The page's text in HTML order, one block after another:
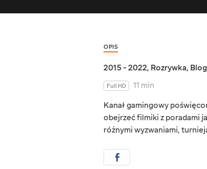
OPIS
2015 - 2022, Rozrywka,
Full HD
11 min
Kanał gamingowy
obejrzeć filmiki z poradami
różnymi wyzwaniami,